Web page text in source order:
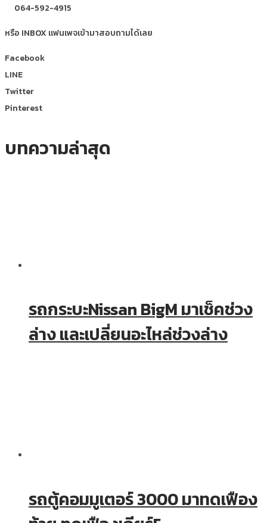
064-592-4915
หรือ INBOX แฟนเพจเข้ามาสอบถามได้เลย
Facebook
LINE
Twitter
Pinterest
บทความล่าสุด
รถกระบะNissan BigM มาเช็คช่วง
ล่าง และเปลี่ยนอะไหล่ช่วงล่าง
รถตู้คอมมูเตอร์ 3000 มาทดเฟือง